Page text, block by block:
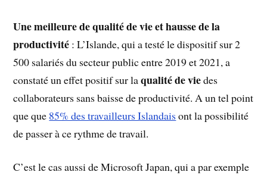
Une meilleure de qualité de vie et hausse de la
productivité : L’Islande, qui a testé le dispositif sur 2
500 salariés du secteur public entre 2019 et 2021, a
constaté un effet positif sur laqualité de viedes
collaborateurs sans baisse de productivité. A un tel point
que que 85% des travailleurs Islandais ont la possibilité
de passer à ce rythme de travail.
C’est le cas aussi de Microsoft Japan, qui a par exemple